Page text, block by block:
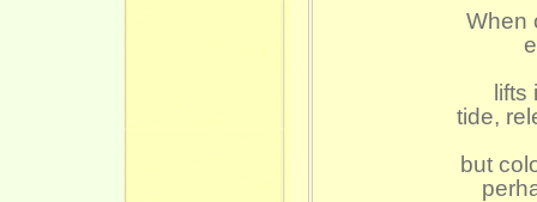
When
tide,
but